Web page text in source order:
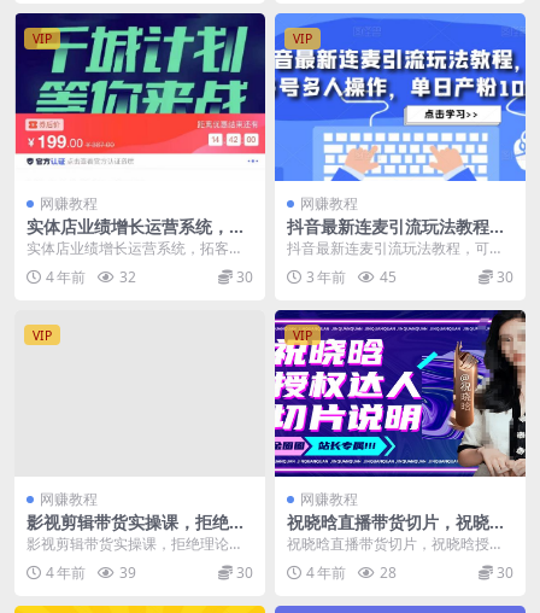
VIP
网赚教程
实体店业绩增长运营系统，拓
客、沟通、成交、转介绍
实体店业绩增长运营系统，拓客、
沟通、成交、转介绍 课程大纲 1.实
体店四大拓客方...
4 年前 32 30
VIP
网赚教程
抖音最新连麦引流玩法教程，
可多号多人操作，单日产粉10
抖音最新连麦引流玩法教程，可多
号多人操作，单日产粉100+ 无任何
限制，十分钟引...
3 年前 45 30
VIP
网赚教程
影视剪辑带货实操课，拒绝理
论派，一切以实战为目的
影视剪辑带货实操课，拒绝理论
派，一切以实战为目的 掌握手机剪
映或电脑Pr进行视频...
4 年前 39 30
VIP
网赚教程
祝晓晗直播带货切片，祝晓晗
授权达人切片说明
祝晓晗直播带货切片，祝晓晗授权
达人切片说明 课程目录： 祝晓晗剪
辑培训-带货技巧...
4 年前 28 30